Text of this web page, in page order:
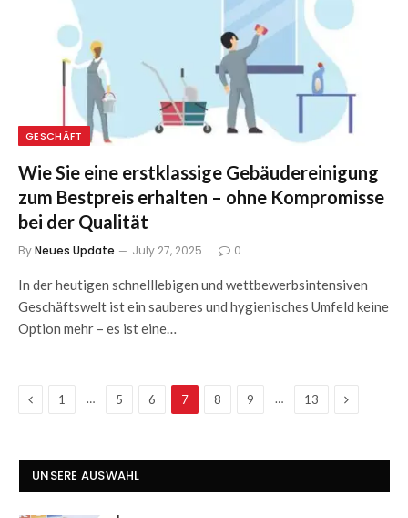
GESCHÄFT
Wie Sie eine erstklassige Gebäudereinigung
zum Bestpreis erhalten – ohne Kompromisse
bei der Qualität
ByNeues Update July 27, 2025 0
In der heutigen schnelllebigen und wettbewerbsintensiven
Geschäftswelt ist ein sauberes und hygienisches Umfeld keine
Option mehr – es ist eine…
Previous
1 … 5 6 7 8 9 … 13 Next
UNSERE AUSWAHL